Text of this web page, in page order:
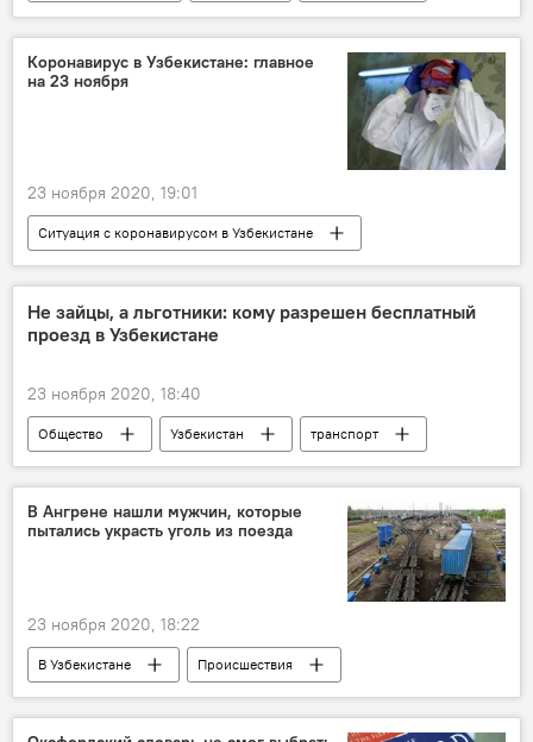
тушение пожара
Узбекистан
Узбекистан
Карши Происшествие
Коронавирус в Узбекистане: главное
на 23 ноября
23 ноября 2020, 19:01
Ситуация с коронавирусом в Узбекистане
Общество
Коронавирус COVID-19
Карантин
Узбекистан
Не зайцы, а льготники: кому разрешен бесплатный
проезд в Узбекистане
23 ноября 2020, 18:40
Общество Узбекистан
транспорт
плата за проезд
льгота
В Ангрене нашли мужчин, которые
пытались украсть уголь из поезда
23 ноября 2020, 18:22
В Узбекистане
Происшествия
Поезд
Уголь
Узбекистон темир йуллари